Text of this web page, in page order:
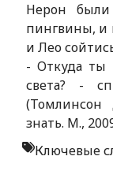
Нерон
пингвины, и
и Лео
- Откуда
света? -
(Томлинсон
знать. М.,
Ключевые